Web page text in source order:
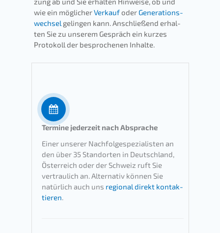
wie ein mögli­cherVerkaufoder Generations­
wechsel gelin­gen kann. Anschlie­ßend erhal­
ten Sie zu unserem Gespräch ein kurzes
Proto­koll der bespro­che­nen Inhalte.
Termi­ne jeder­zeit nach Absprache
Einer unserer Nachfolge­spezialisten an
den über 35 Stand­or­ten in Deutsch­land,
Öster­reich oder der Schweiz ruft Sie
vertrau­lich an. Alter­na­tiv können Sie
natür­lich auch uns regio­nal direkt kontak­
tie­ren.